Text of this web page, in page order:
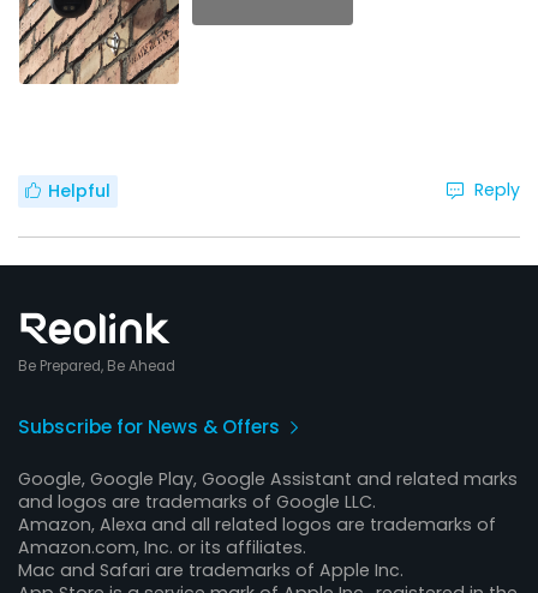
Helpful Reply
Be Prepared, Be Ahead
Subscribe for News & Offers
Google, Google Play, Google Assistant and related marks
and logos are trademarks of Google LLC.
Amazon, Alexa and all related logos are trademarks of
Amazon.com, Inc. or its affiliates.
Mac and Safari are trademarks of Apple Inc.